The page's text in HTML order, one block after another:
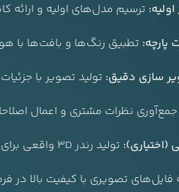
ترسیم مدل‌های اولیه و ارائه
پارچه: تطبیق رنگ‌ها و بافت‌ها با
سازی دقیق: تولید تصویر با
جمع‌آوری نظرات مشتری و اعمال
تولید رندر ۳D واقعی برای بررسی دقیق فرم و جزئیات.
فایل‌های تصویری با کیفیت بالا در